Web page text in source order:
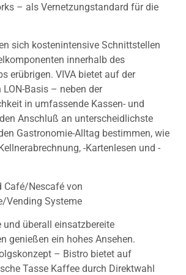
– als Vernetzungstandard für die
sich kostenintensive Schnittstellen
innerhalb des
erübrigen. VIVA bietet auf der
Basis – neben der
in umfassende Kassen- und
Anschluß an unterscheidlichste
Gastronomie-Alltag bestimmen, wie
-Kartenlesen und -
Café/Nescafé von
Vending Systeme
und überall einsatzbereite
genießen ein hohes Ansehen.
– Bistro bietet auf
Tasse Kaffee durch Direktwahl